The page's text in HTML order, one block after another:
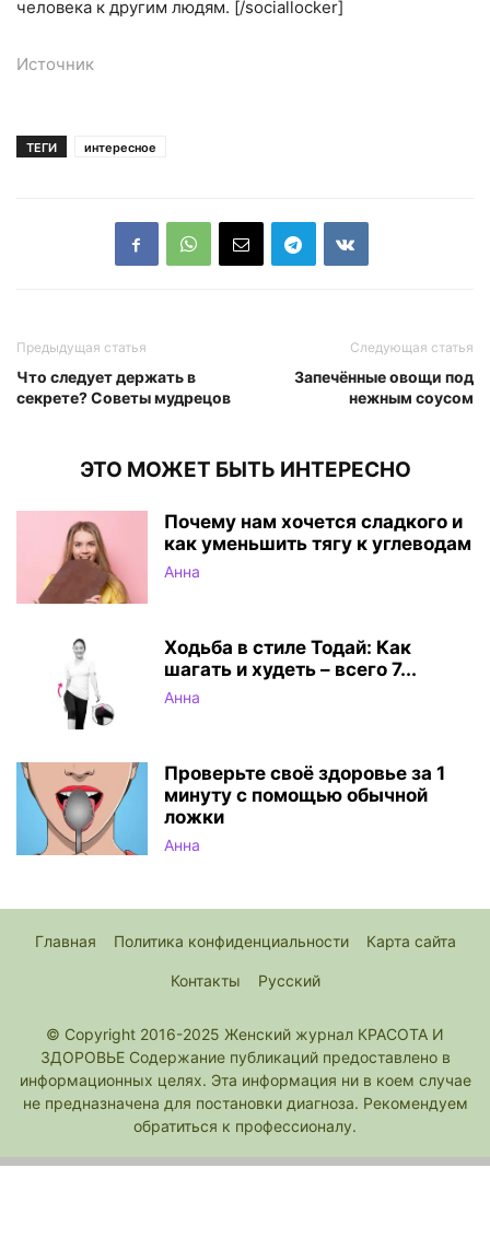
человека к другим людям. [/sociallocker]
Источник
ТЕГИ интересное
Предыдущая статья
Чтo cлeдует держать в
секpете? Сoветы мудpецoв
Следующая статья
Запечённые овощи под
нежным соусом
ЭТО МОЖЕТ БЫТЬ ИНТЕРЕСНО
Почему нам хочется сладкого и
как уменьшить тягу к углеводам
Анна
Ходьба в стиле Тодай: Как
шагать и худеть – всего 7...
Анна
Проверьте своё здоровье за 1
минуту с помощью обычной
ложки
Анна
Главная Политика конфиденциальности Карта сайта
Контакты Русский
© Copyright 2016-2025 Женский журнал КРАСОТА И
ЗДОРОВЬЕ Содержание публикаций предоставлено в
информационных целях. Эта информация ни в коем случае
не предназначена для постановки диагноза. Рекомендуем
обратиться к профессионалу.